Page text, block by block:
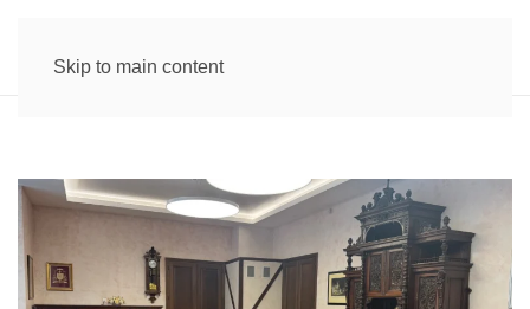
Skip to main content